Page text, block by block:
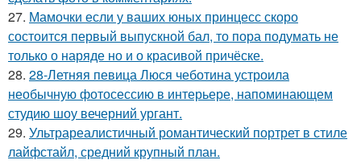
27. Мамочки если у ваших юных принцесс скоро
состоится первый выпускной бал, то пора подумать не
только о наряде но и о красивой причёске.
28. 28-Летняя певица Люся чеботина устроила
необычную фотосессию в интерьере, напоминающем
студию шоу вечерний ургант.
29. Ультрареалистичный романтический портрет в стиле
лайфстайл, средний крупный план.